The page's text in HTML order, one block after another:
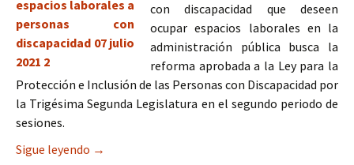
con discapacidad que deseen
ocupar espacios laborales en la
administración pública busca la
reforma aprobada a la Ley para la
Protección e Inclusión de las Personas con Discapacidad por
la Trigésima Segunda Legislatura en el segundo periodo de
sesiones.
Sigue leyendo Aprueba Congreso reforma para otorgar más
→